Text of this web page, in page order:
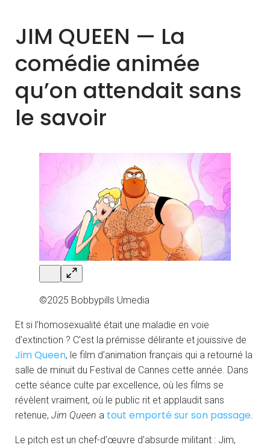
JIM QUEEN — La
comédie animée
qu’on attendait sans
le savoir
©2025 Bobbypills Umedia
Et si l’homosexualité était une maladie en voie
d’extinction ? C’est la prémisse délirante et jouissive de
Jim Queen, le film d’animation français qui a retourné la
salle de minuit du Festival de Cannes cette année. Dans
cette séance culte par excellence, où les films se
révèlent vraiment, où le public rit et applaudit sans
retenue, Jim Queen a tout emporté sur son passage.
Le pitch est un chef-d’œuvre d’absurde militant : Jim,